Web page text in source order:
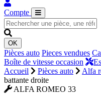
Compte
OK
Pièces auto Pieces vendues
Boîte de vitesse occasion
Accueil
Pièces auto Alfa
battante droite
ALFA ROMEO 33